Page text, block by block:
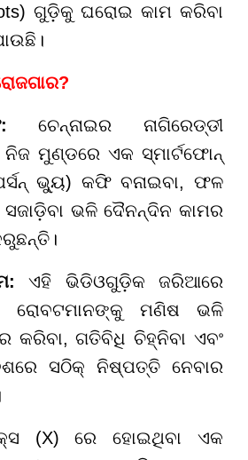
ଗୁଡ଼ିକୁ ଘରୋଇ କାମ କରିବା
ଚେନ୍ନାଇର ନାଗିରେଡ୍ଡୀ
ନିଜ ମୁଣ୍ଡରେ ଏକ ସ୍ମାର୍ଟଫୋନ୍
ଭ୍ୟୁ) କଫି ବନାଇବା, ଫଳ
ସଜାଡ଼ିବା ଭଳି ଦୈନନ୍ଦିନ କାମର
ଏହି ଭିଡିଓଗୁଡ଼ିକ ଜରିଆରେ
ରୋବଟମାନଙ୍କୁ ମଣିଷ ଭଳି
କରିବା, ଗତିବିଧି ଚିହ୍ନିବା ଏବଂ
ସଠିକ୍ ନିଷ୍ପତ୍ତି ନେବାର
(X) ରେ ହୋଇଥିବା ଏକ